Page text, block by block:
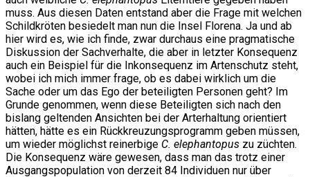
muss. Aus diesen Daten entstand aber die Frage mit welchen
Schildkröten besiedelt man nun die Insel Florena. Ja und ab
hier wird es, wie ich finde, zwar durchaus eine pragmatische
Diskussion der Sachverhalte, die aber in letzter Konsequenz
auch ein Beispiel für die Inkonsequenz im Artenschutz steht,
wobei ich mich immer frage, ob es dabei wirklich um die
Sache oder um das Ego der beteiligten Personen geht? Im
Grunde genommen, wenn diese Beteiligten sich nach den
bislang geltenden Ansichten bei der Arterhaltung orientiert
hätten, hätte es ein Rückkreuzungsprogramm geben müssen,
um wieder möglichst reinerbige C. elephantopus zu züchten.
Die Konsequenz wäre gewesen, dass man das trotz einer
Ausgangspopulation von derzeit 84 Individuen nur über